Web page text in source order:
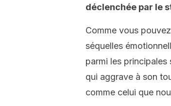
déclenchée par le
Comme vous
séquelles
parmi les principales
qui aggrave à son
comme celui que